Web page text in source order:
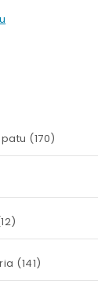
(170)
(141)